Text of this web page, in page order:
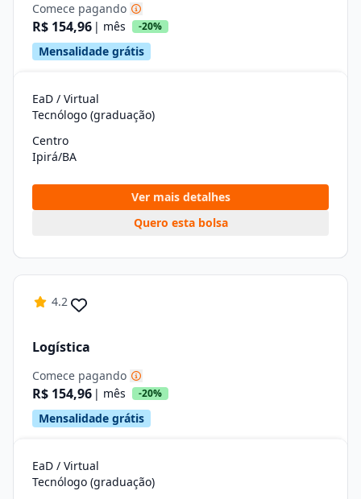
Comece pagando
R$ 154,96 | mês -20%
Mensalidade grátis
EaD / Virtual
Tecnólogo (graduação)
Centro
Ipirá/BA
Ver mais detalhes
Quero esta bolsa
4.2
Logística
Comece pagando
R$ 154,96 | mês -20%
Mensalidade grátis
EaD / Virtual
Tecnólogo (graduação)